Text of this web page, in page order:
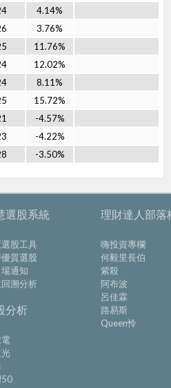
4.14%
3.76%
11.76%
12.02%
8.11%
15.72%
-4.57%
-4.22%
-3.50%
選股系統
股工具
質選股
通知
溯分析
分析
50
理財達人部落
嗨投資專欄
何毅里長伯
紫殺
阿布波
呂佳霖
路易斯
Queen怜